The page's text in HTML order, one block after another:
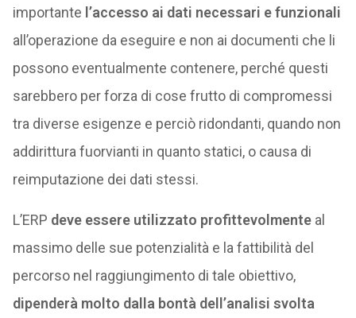
importante l’accesso ai dati necessari e funzionali
all’operazione da eseguire e non ai documenti che li
possono eventualmente contenere, perché questi
sarebbero per forza di cose frutto di compromessi
tra diverse esigenze e perciò ridondanti, quando non
addirittura fuorvianti in quanto statici, o causa di
reimputazione dei dati stessi.
L’ERP deve essere utilizzato profittevolmenteal
massimo delle sue potenzialità e la fattibilità del
percorso nel raggiungimento di tale obiettivo,
dipenderà molto dalla bontà dell’analisi svolta